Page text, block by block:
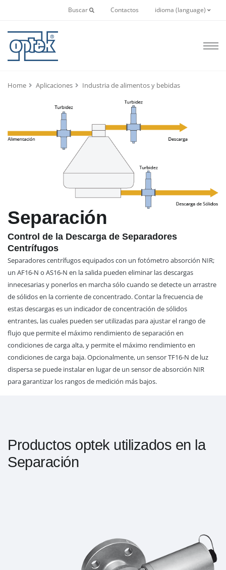
Buscar Contactos idioma (language)
Home Aplicaciones Industria de alimentos y bebidas
Separación
Control de la Descarga de Separadores
Centrífugos
Separadores centrífugos equipados con un fotómetro absorción NIR;
un AF16-N o AS16-N en la salida pueden eliminar las descargas
innecesarias y ponerlos en marcha sólo cuando se detecte un arrastre
de sólidos en la corriente de concentrado. Contar la frecuencia de
estas descargas es un indicador de concentración de sólidos
entrantes, las cuales pueden ser utilizadas para ajustar el rango de
flujo que permite el máximo rendimiento de separación en
condiciones de carga alta, y permite el máximo rendimiento en
condiciones de carga baja. Opcionalmente, un sensor TF16-N de luz
dispersa se puede instalar en lugar de un sensor de absorción NIR
para garantizar los rangos de medición más bajos.
Productos optek utilizados en la
Separación